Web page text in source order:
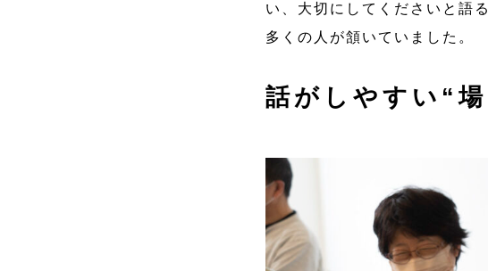
い、大切にしてくださいと語
多くの人が頷いていました。
話がしやすい“